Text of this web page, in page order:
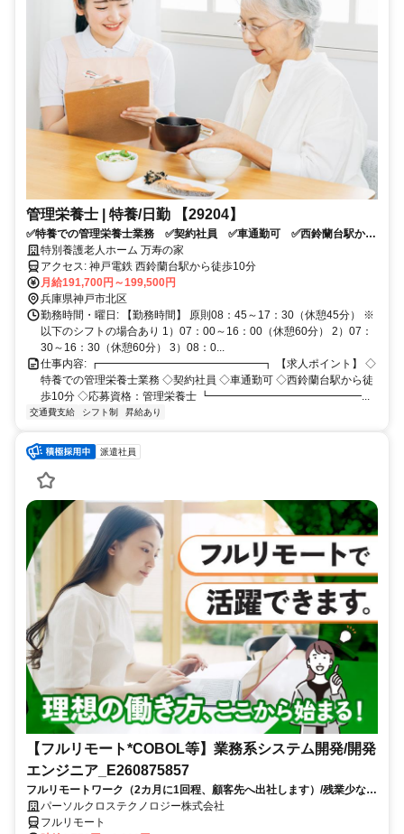
管理栄養士 | 特養/日勤 【29204】
✅特養での管理栄養士業務 ✅契約社員 ✅車通勤可 ✅西鈴蘭台駅から
徒歩10分 ✅応募資格：管理栄養士
特別養護老人ホーム 万寿の家
アクセス: 神戸電鉄 西鈴蘭台駅から徒歩10分
月給191,700円～199,500円
兵庫県神戸市北区
勤務時間・曜日: 【勤務時間】 原則08：45～17：30（休憩45分） ※
以下のシフトの場合あり 1）07：00～16：00（休憩60分） 2）07：
30～16：30（休憩60分） 3）08：0...
仕事内容: ┏━━━━━━━━━━━━━━━┓ 【求人ポイント】 ◇
特養での管理栄養士業務 ◇契約社員 ◇車通勤可 ◇西鈴蘭台駅から徒
歩10分 ◇応募資格：管理栄養士 ┗━━━━━━━━━━━━━━...
交通費支給 シフト制 昇給あり
派遣社員
【フルリモート*COBOL等】業務系システム開発/開発
エンジニア_E260875857
フルリモートワーク（2カ月に1回程、顧客先へ出社します）/残業少なめ
（10時間以内）/正社員登用可能性あり＊紹介予定派遣のお仕事です/9月
スタート/経験を活かせます
パーソルクロステクノロジー株式会社
フルリモート